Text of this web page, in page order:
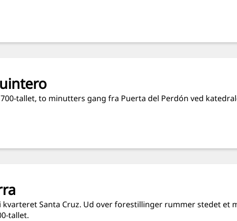
tallet, to minutters gang fra Puerta del Perdón ved
kvarteret Santa Cruz. Ud over forestillinger rummer stedet et
tallet.